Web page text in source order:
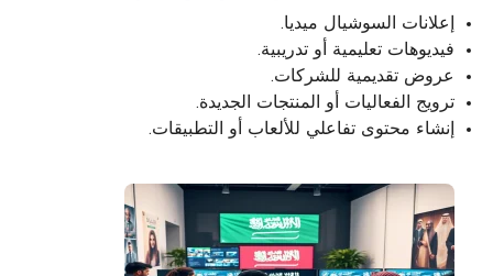
إعلانات السوشيال ميديا.
فيديوهات تعليمية أو تدريبية.
عروض تقديمية للشركات.
ترويج الفعاليات أو المنتجات الجديدة.
إنشاء محتوى تفاعلي للألعاب أو التطبيقات.